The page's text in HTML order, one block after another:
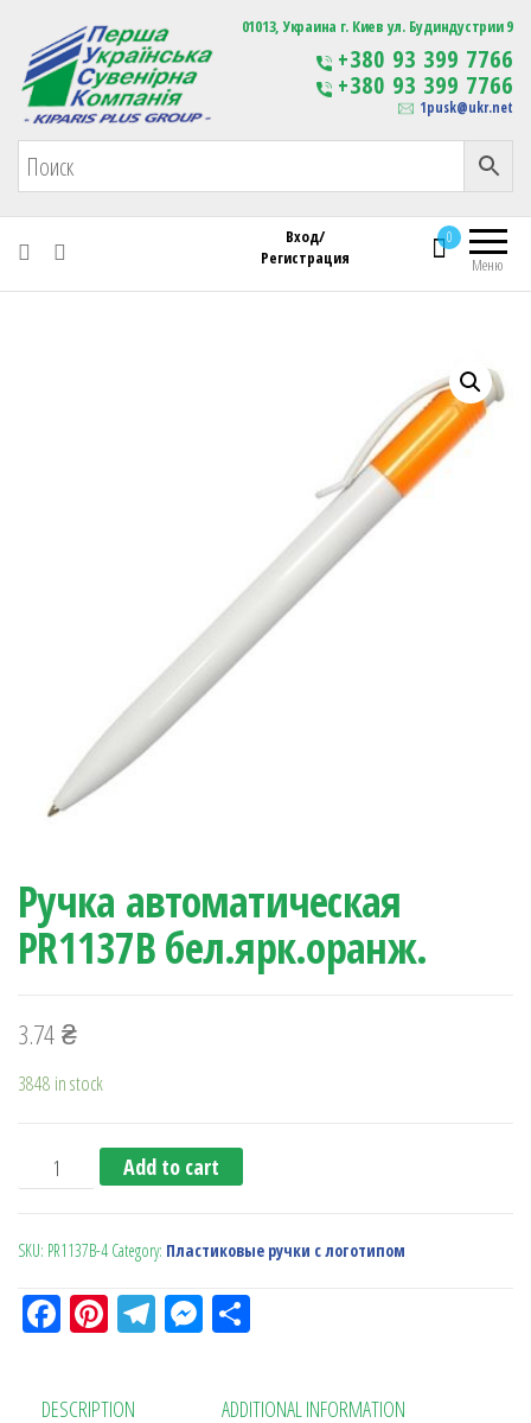
Первая Украинская Сувенирная Компания Изготовление
сувенирной продукции
с логотипом
01013, Украина г. Киев ул. Будиндустрии 9
+380 93 399 7766
+380 93 399 7766
1pusk@ukr.net
Меню
0
Вход/
Регистрация
Ручка автоматическая
PR1137B бел.ярк.оранж.
3.74₴
3848 in stock
Ручка автоматическая PR1137B бел.ярк.оранж. quantity
Add to cart
SKU: PR1137B-4 Category: Пластиковые ручки с логотипом
Fa
bo
Pi
er
Te M
se ра
DESCRIPTION ADDITIONAL INFORMATION